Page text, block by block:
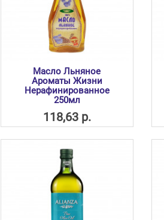
Масло Льняное
Ароматы Жизни
Нерафинированное
250мл
118,63 р.